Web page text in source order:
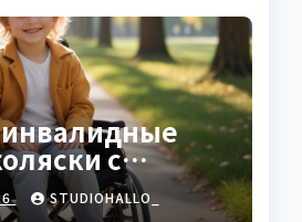
с
STUDIOHALLO_